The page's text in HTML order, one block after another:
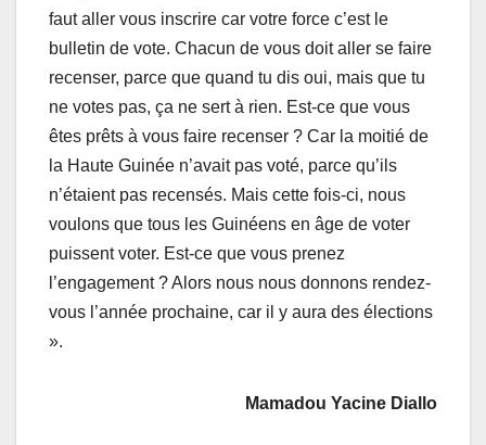
faut aller vous inscrire car votre force c’est le
bulletin de vote. Chacun de vous doit aller se faire
recenser, parce que quand tu dis oui, mais que tu
ne votes pas, ça ne sert à rien. Est-ce que vous
êtes prêts à vous faire recenser ? Car la moitié de
la Haute Guinée n’avait pas voté, parce qu’ils
n’étaient pas recensés. Mais cette fois-ci, nous
voulons que tous les Guinéens en âge de voter
puissent voter. Est-ce que vous prenez
l’engagement ? Alors nous nous donnons rendez-
vous l’année prochaine, car il y aura des élections
».
Mamadou Yacine Diallo